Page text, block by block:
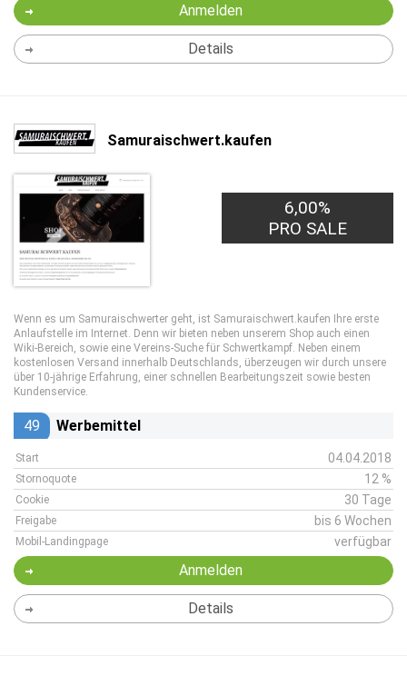
Anmelden
Details
Samuraischwert.kaufen
6,00%
PRO SALE
Wenn es um Samuraischwerter geht, ist Samuraischwert.kaufen Ihre erste
Anlaufstelle im Internet. Denn wir bieten neben unserem Shop auch einen
Wiki-Bereich, sowie eine Vereins-Suche für Schwertkampf. Neben einem
kostenlosen Versand innerhalb Deutschlands, überzeugen wir durch unsere
über 10-jährige Erfahrung, einer schnellen Bearbeitungszeit sowie besten
Kundenservice.
49 Werbemittel
Start 04.04.2018
Stornoquote 12 %
Cookie 30 Tage
Freigabe bis 6 Wochen
Mobil-Landingpage verfügbar
Anmelden
Details